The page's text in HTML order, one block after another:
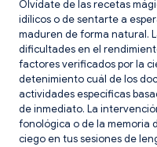
Olvídate de las recetas
idílicos o de sentarte a
maduren de forma natural.
dificultades en el
factores verificados por la
detenimiento cuál de los
actividades específicas
de inmediato. La
fonológica o de la memoria
ciego en tus sesiones de